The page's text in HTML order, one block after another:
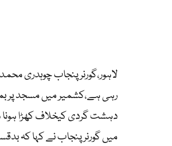
لاہور،گورنر پنجاب چوہدری
رہی ہے،کشمیر میں مسجد پر
دہشت گردی کیخلاف کھڑا ہونا
میں گورنر پنجاب نے کہا کہ